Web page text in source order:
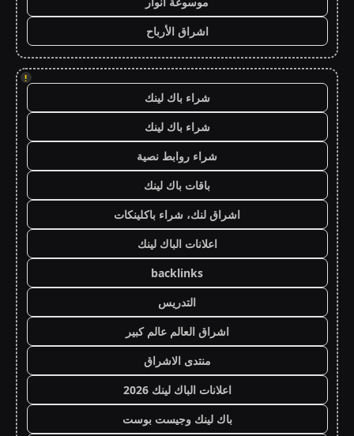
اشراق الأرباح
!
شراء باك لينك
شراء باك لينك
شراء روابط نصية
باقات باك لينك
اشراق لنك، شراء باكلينكات
اعلانات الباك لينك
backlinks
التدريس
اشراق العالم عالم كبير
منتدى الاشراق
اعلانات الباك لينك 2026
باك لينك وجيست بوست